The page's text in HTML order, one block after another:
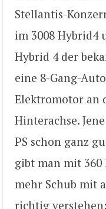
Stellantis-
im 3008 Hybrid4
Hybrid 4 der
eine 8-Gang-
Elektromotor an
Hinterachse.
PS schon ganz
gibt man mit 360
mehr Schub mit
richtig